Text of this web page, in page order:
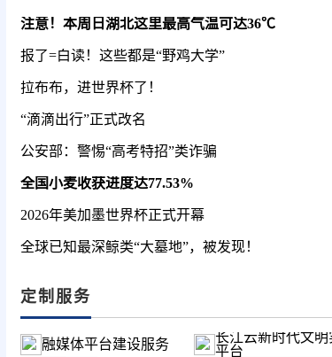
注意！本周日湖北这里最高气温可达36℃
报了=白读！这些都是“野鸡大学”
拉布布，进世界杯了！
“滴滴出行”正式改名
公安部：警惕“高考特招”类诈骗
全国小麦收获进度达77.53%
2026年美加墨世界杯正式开幕
全球已知最深鲸类“大墓地”，被发现！
定制服务
融媒体平台建设服务
长江云新时代文明
平台